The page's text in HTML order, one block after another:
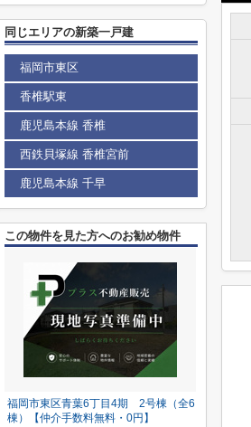
同じエリアの新築一戸建
福岡市東区
香椎駅東
鹿児島本線 香椎
西鉄貝塚線 香椎宮前
鹿児島本線 千早
この物件を見た方へのお勧め物件
福岡市東区青葉6丁目4期 2号棟（全6
棟）【仲介手数料無料・0円】